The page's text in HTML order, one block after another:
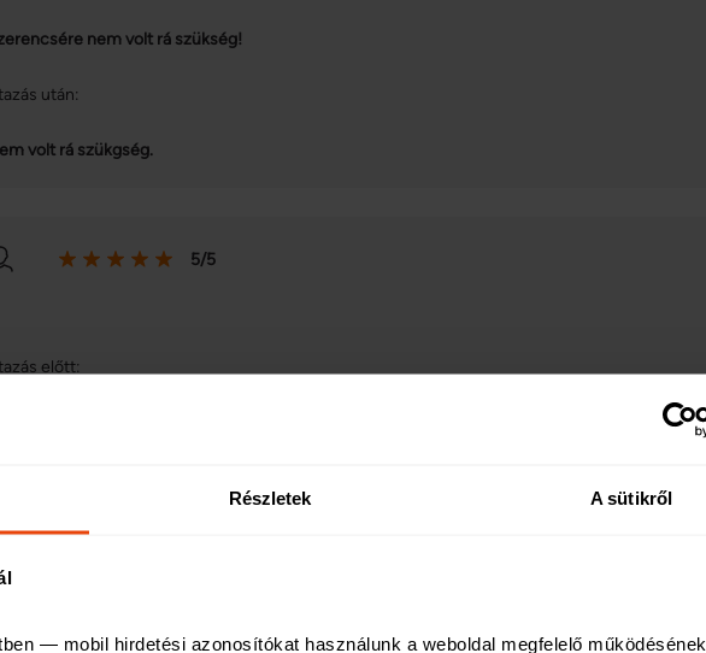
Részletek A sütikről
— mobil hirdetési azonosítókat használunk a weboldal megfelelő működésének
nem volt rá szükség!
után:
volt rá szükgség.
5/5
előtt:
történt biztosítási esemény.
után:
történt biztosítási esemény.